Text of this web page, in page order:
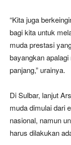
“Kita juga
bagi kita untuk
muda prestasi
bayangkan
panjang,” urainya.
Di Sulbar, lanjut
muda dimulai dari
nasional, namun
harus dilakukan